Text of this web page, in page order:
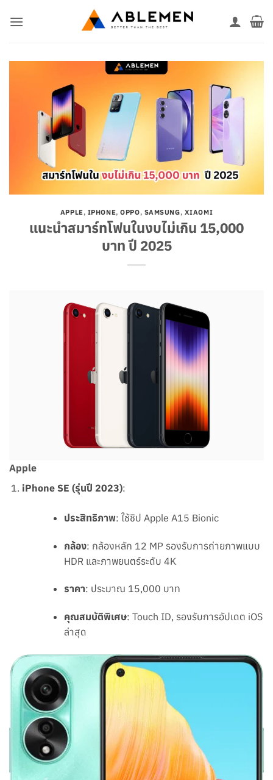
APPLE, IPHONE,OPPO, SAMSUNG, XIAOMI
แนะนำสมาร์ทโฟนในงบไม่เกิน 15,000
บาท ปี 2025
Apple
iPhone SE (รุ่นปี 2023):
ประสิทธิภาพ: ใช้ชิป Apple A15 Bionic
กล้อง: กล้องหลัก 12 MP รองรับการถ่ายภาพแบบ
HDR และภาพยนตร์ระดับ 4K
ราคา: ประมาณ 15,000 บาท
คุณสมบัติพิเศษ: Touch ID, รองรับการอัปเดต iOS
ล่าสุด